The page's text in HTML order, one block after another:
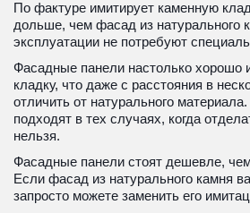
По фактуре имитирует каменную
дольше, чем фасад из натурального
эксплуатации не потребуют
Фасадные панели настолько хорошо
кладку, что даже с расстояния в
отличить от натурального
подходят в тех случаях, когда
нельзя.
Фасадные панели стоят дешевле,
Если фасад из натурального камня
запросто можете заменить его